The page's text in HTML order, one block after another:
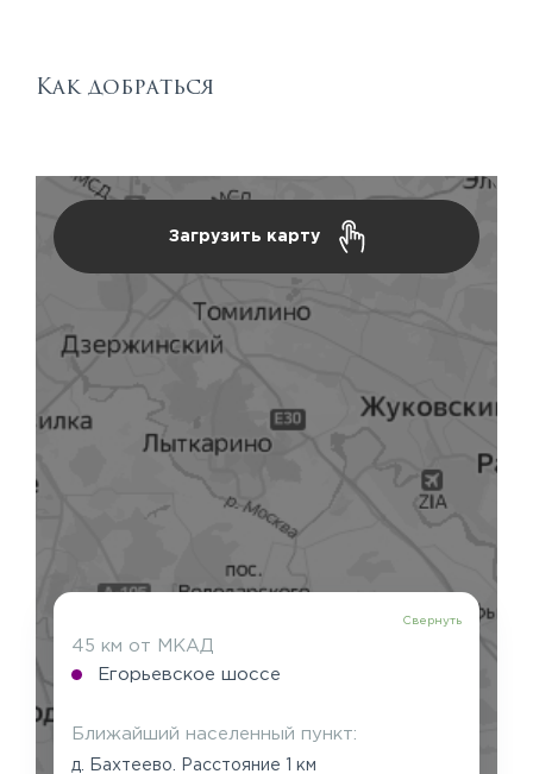
Как добраться
Загрузить карту
Свернуть
45 км от МКАД
Егорьевское шоссе
Ближайший населенный пункт:
д. Бахтеево. Расстояние 1 км